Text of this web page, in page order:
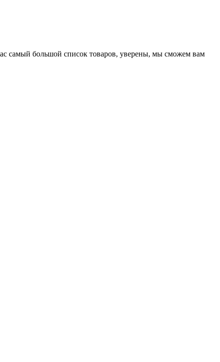
самый большой список товаров, уверены, мы сможем вам